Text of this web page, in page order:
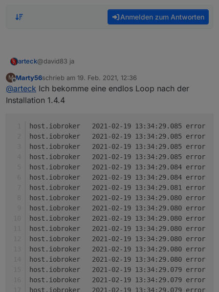
Anmelden zum Antworten
arteck@david83 ja
M
Offline
Marty56schrieb am 19. Feb. 2021, 12:36
zuletzt editiert von
@arteck Ich bekomme eine endlos Loop nach der
Installation 1.4.4